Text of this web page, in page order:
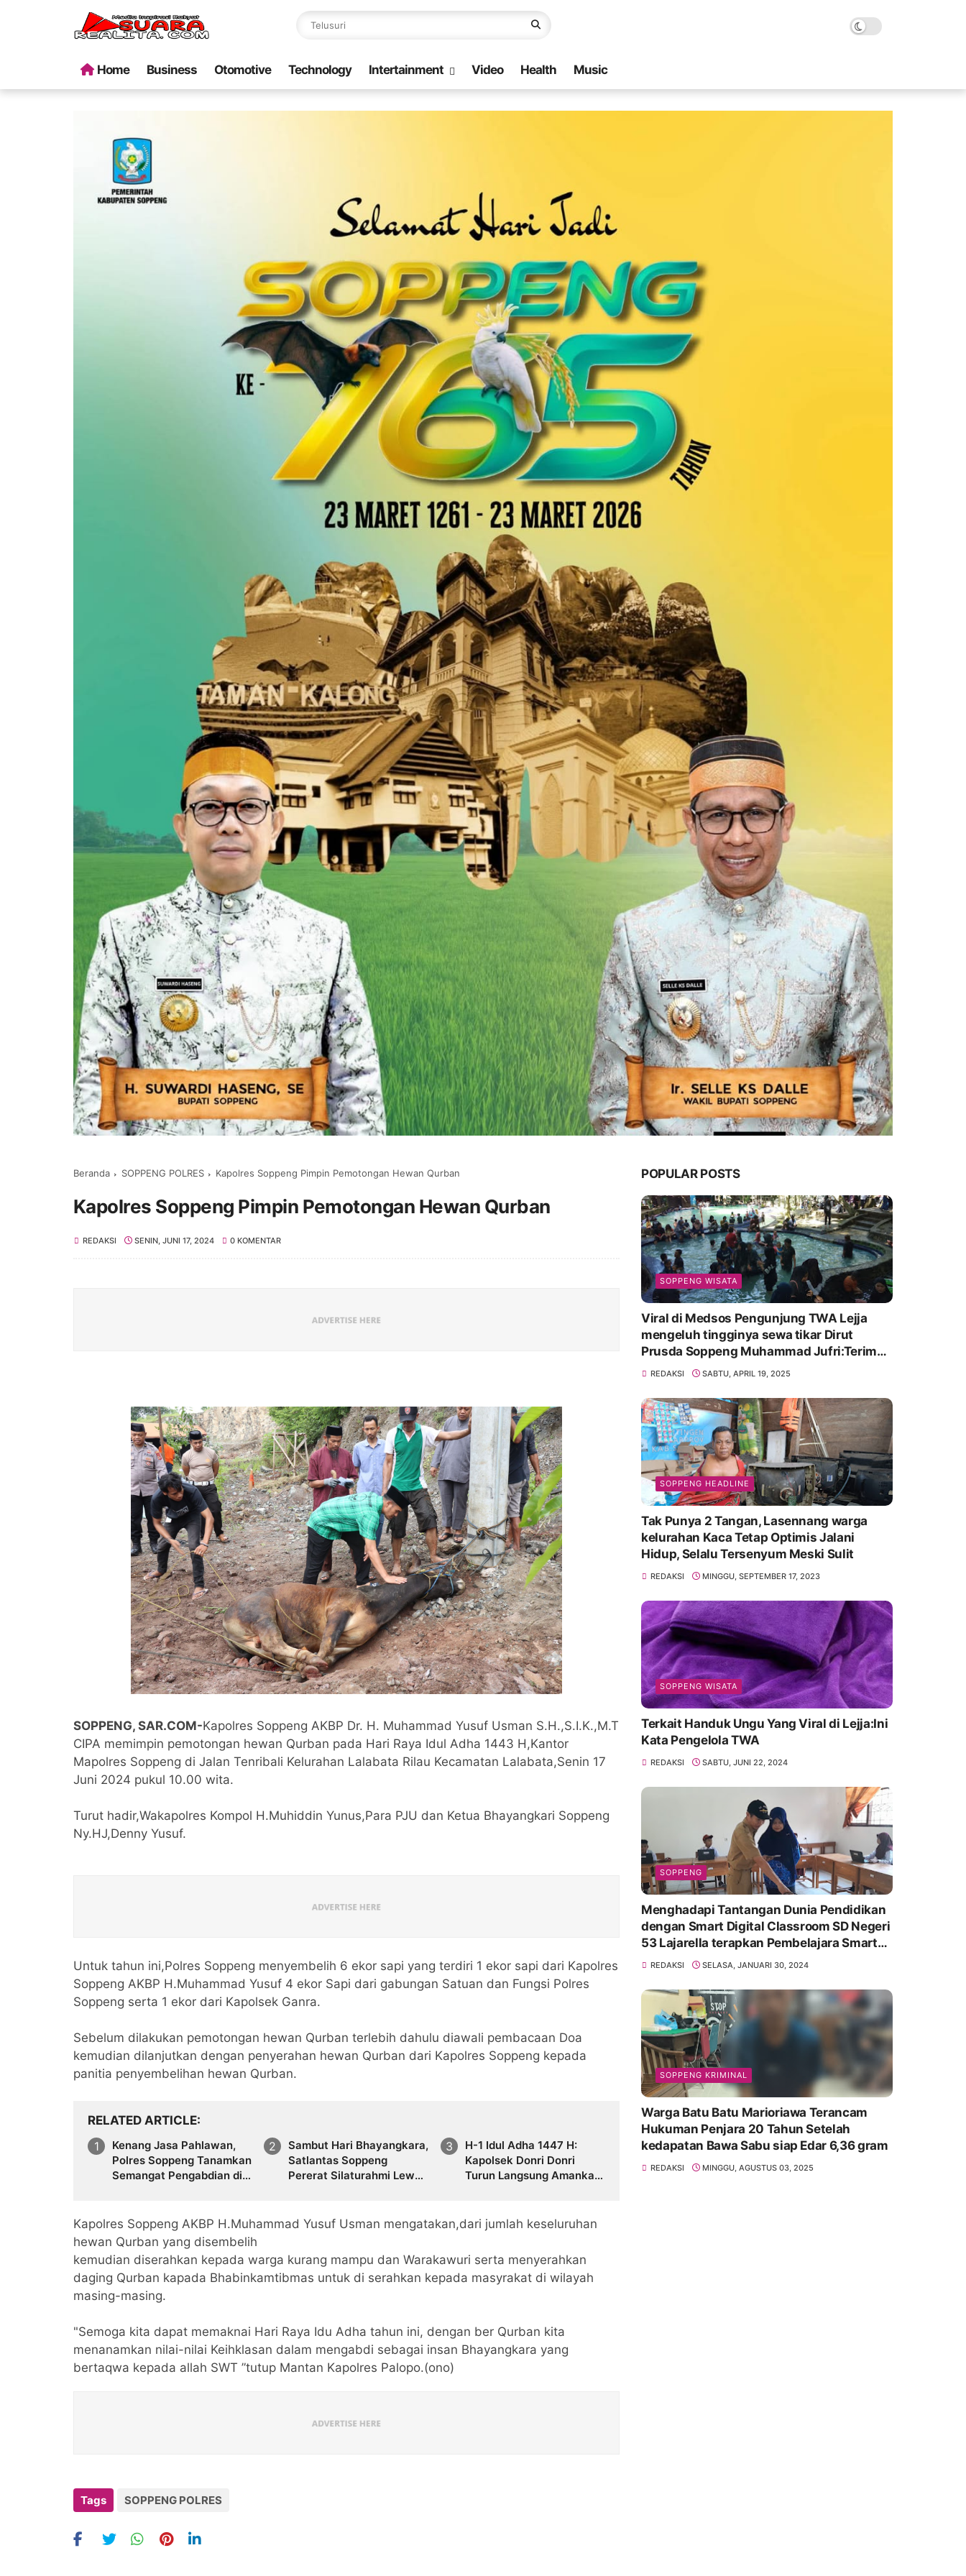
Home Business Otomotive Technology Intertainment Video Health Music
Beranda SOPPENG POLRES Kapolres Soppeng Pimpin Pemotongan Hewan Qurban
Kapolres Soppeng Pimpin Pemotongan Hewan Qurban
REDAKSI SENIN, JUNI 17, 2024 0 KOMENTAR
SOPPENG, SAR.COM-Kapolres Soppeng AKBP Dr. H. Muhammad Yusuf Usman S.H.,S.I.K.,M.T
CIPA memimpin pemotongan hewan Qurban pada Hari Raya Idul Adha 1443 H,Kantor
Mapolres Soppeng di Jalan Tenribali Kelurahan Lalabata Rilau Kecamatan Lalabata,Senin 17
Juni 2024 pukul 10.00 wita.
Turut hadir,Wakapolres Kompol H.Muhiddin Yunus,Para PJU dan Ketua Bhayangkari Soppeng
Ny.HJ,Denny Yusuf.
Untuk tahun ini,Polres Soppeng menyembelih 6 ekor sapi yang terdiri 1 ekor sapi dari Kapolres
Soppeng AKBP H.Muhammad Yusuf 4 ekor Sapi dari gabungan Satuan dan Fungsi Polres
Soppeng serta 1 ekor dari Kapolsek Ganra.
Sebelum dilakukan pemotongan hewan Qurban terlebih dahulu diawali pembacaan Doa
kemudian dilanjutkan dengan penyerahan hewan Qurban dari Kapolres Soppeng kepada
panitia penyembelihan hewan Qurban.
RELATED ARTICLE
Kenang Jasa Pahlawan,
Polres Soppeng Tanamkan
Semangat Pengabdian di
Sambut Hari Bhayangkara,
Satlantas Soppeng
Pererat Silaturahmi Lewat
H-1 Idul Adha 1447 H:
Kapolsek Donri Donri
Turun Langsung Amankan
Kelancaran Lalu Lintas
Kapolres Soppeng AKBP H.Muhammad Yusuf Usman mengatakan,dari jumlah keseluruhan
hewan Qurban yang disembelih
kemudian diserahkan kepada warga kurang mampu dan Warakawuri serta menyerahkan
daging Qurban kapada Bhabinkamtibmas untuk di serahkan kepada masyrakat di wilayah
masing-masing.
"Semoga kita dapat memaknai Hari Raya Idu Adha tahun ini, dengan ber Qurban kita
menanamkan nilai-nilai Keihklasan dalam mengabdi sebagai insan Bhayangkara yang
bertaqwa kepada allah SWT ”tutup Mantan Kapolres Palopo.(ono)
Tags SOPPENG POLRES
POPULAR POSTS
SOPPENG WISATA
Viral di Medsos Pengunjung TWA Lejja
mengeluh tingginya sewa tikar Dirut
Prusda Soppeng Muhammad Jufri:Terima
kasih bu bantu Promosikan
REDAKSI SABTU, APRIL 19, 2025
SOPPENG HEADLINE
Tak Punya 2 Tangan, Lasennang warga
kelurahan Kaca Tetap Optimis Jalani
Hidup, Selalu Tersenyum Meski Sulit
REDAKSI MINGGU, SEPTEMBER 17, 2023
SOPPENG WISATA
Terkait Handuk Ungu Yang Viral di Lejja:Ini
Kata Pengelola TWA
REDAKSI SABTU, JUNI 22, 2024
SOPPENG
Menghadapi Tantangan Dunia Pendidikan
dengan Smart Digital Classroom SD Negeri
53 Lajarella terapkan Pembelajara Smart
Class Device
REDAKSI SELASA, JANUARI 30, 2024
SOPPENG KRIMINAL
Warga Batu Batu Marioriawa Terancam
Hukuman Penjara 20 Tahun Setelah
kedapatan Bawa Sabu siap Edar 6,36 gram
REDAKSI MINGGU, AGUSTUS 03, 2025